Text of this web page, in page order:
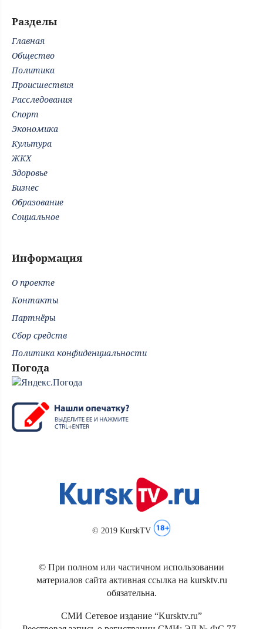
Разделы
Главная
Общество
Политика
Происшествия
Расследования
Спорт
Экономика
Культура
ЖКХ
Здоровье
Бизнес
Образование
Социальное
Информация
О проекте
Контакты
Партнёры
Сбор средств
Политика конфиденциальности
Погода
© 2019 KurskTV
© При полном или частичном использовании
материалов сайта активная ссылка на kursktv.ru
обязательна.
СМИ Сетевое издание “Kursktv.ru”